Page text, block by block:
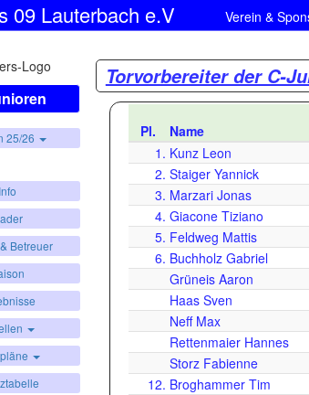
09 Lauterbach e.V Verein &
25/26
Info
Betreuer
Torvorbereiter der C-
Pl. Name
1. Kunz Leon
2. Staiger Yannick
3. Marzari Jonas
4. Giacone Tiziano
5. Feldweg Mattis
6. Buchholz Gabriel
Grüneis Aaron
Haas Sven
Neff Max
Rettenmaier Hannes
Storz Fabienne
12. Broghammer Tim